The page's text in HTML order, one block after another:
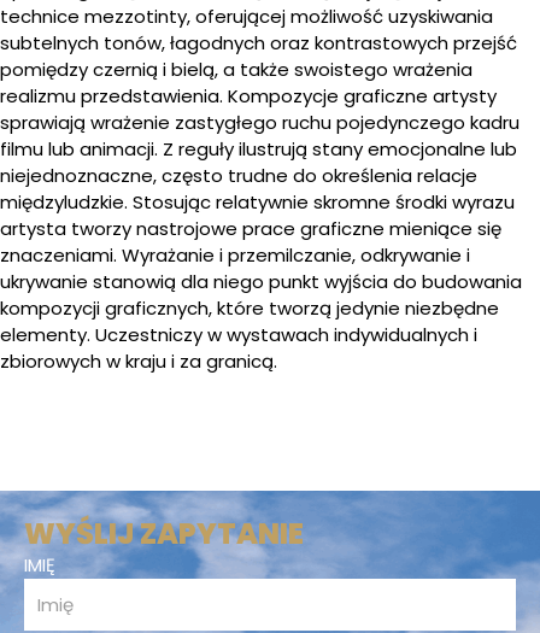
technice mezzotinty, oferującej możliwość uzyskiwania
subtelnych tonów, łagodnych oraz kontrastowych przejść
pomiędzy czernią i bielą, a także swoistego wrażenia
realizmu przedstawienia. Kompozycje graficzne artysty
sprawiają wrażenie zastygłego ruchu pojedynczego kadru
filmu lub animacji. Z reguły ilustrują stany emocjonalne lub
niejednoznaczne, często trudne do określenia relacje
międzyludzkie. Stosując relatywnie skromne środki wyrazu
artysta tworzy nastrojowe prace graficzne mieniące się
znaczeniami. Wyrażanie i przemilczanie, odkrywanie i
ukrywanie stanowią dla niego punkt wyjścia do budowania
kompozycji graficznych, które tworzą jedynie niezbędne
elementy. Uczestniczy w wystawach indywidualnych i
zbiorowych w kraju i za granicą.
WYŚLIJ ZAPYTANIE
IMIĘ